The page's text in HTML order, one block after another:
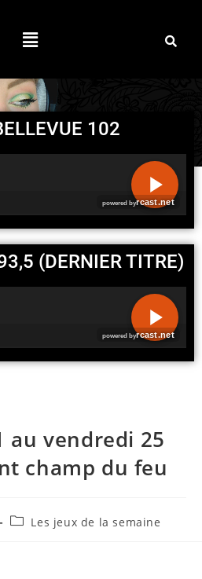
102
(DERNIER TITRE)
au vendredi 25
champ du feu
Les jeux de la semaine